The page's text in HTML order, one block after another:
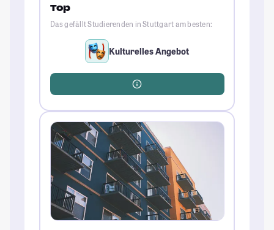
Top
Das gefällt Studierenden in Stuttgart am besten:
Kulturelles Angebot